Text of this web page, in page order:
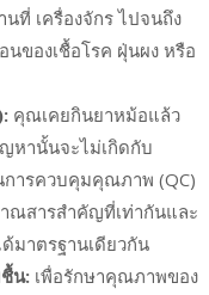
ที่ เครื่องจักร ไปจนถึง
นของเชื้อโรค ฝุ่นผง หรือ
คุณเคยกินยาหม้อแล้ว
หานั้นจะไม่เกิดกับ
การควบคุมคุณภาพ (QC)
ณสารสำคัญที่เท่ากันและ
มาตรฐานเดียวกัน
น: เพื่อรักษาคุณภาพของ